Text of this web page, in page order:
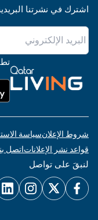
اشترك في نشرتنا
شروط الإعلانسياسة
قواعد نشر الإعلاناتاتصل
لنبقَ على تواصل